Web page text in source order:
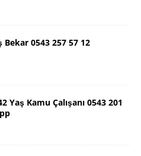
Bekar 0543 257 57 12
Yaş Kamu Çalışanı 0543 201